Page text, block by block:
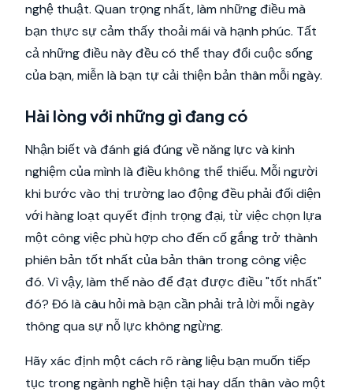
nghệ thuật. Quan trọng nhất, làm những điều mà
bạn thực sự cảm thấy thoải mái và hạnh phúc. Tất
cả những điều này đều có thể thay đổi cuộc sống
của bạn, miễn là bạn tự cải thiện bản thân mỗi ngày.
Hài lòng với những gì đang có
Nhận biết và đánh giá đúng về năng lực và kinh
nghiệm của mình là điều không thể thiếu. Mỗi người
khi bước vào thị trường lao động đều phải đối diện
với hàng loạt quyết định trọng đại, từ việc chọn lựa
một công việc phù hợp cho đến cố gắng trở thành
phiên bản tốt nhất của bản thân trong công việc
đó. Vì vậy, làm thế nào để đạt được điều "tốt nhất"
đó? Đó là câu hỏi mà bạn cần phải trả lời mỗi ngày
thông qua sự nỗ lực không ngừng.
Hãy xác định một cách rõ ràng liệu bạn muốn tiếp
tục trong ngành nghề hiện tại hay dấn thân vào một